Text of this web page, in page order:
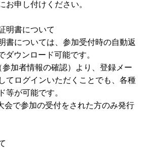
お申し付けください。
明書について
書については、参加受付時の自動返
ダウンロード可能です。
加者情報の確認）より、登録メー
てログインいただくことでも、各種
等が可能です。
会で参加の受付をされた方のみ発行